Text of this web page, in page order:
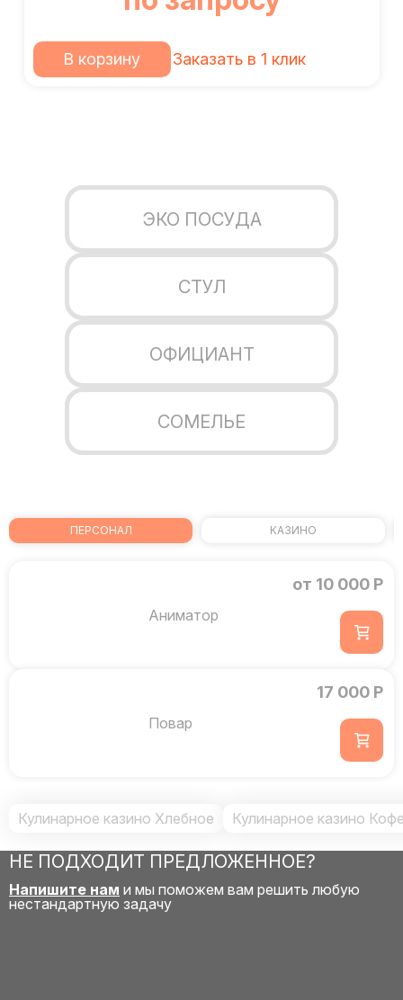
В корзину Заказать в 1 клик
ЭКО ПОСУДА
СТУЛ
ОФИЦИАНТ
СОМЕЛЬЕ
ПЕРСОНАЛ КАЗИНО
Аниматор
от 10 000 Р
Повар
17 000 Р
Кулинарное казино Хлебное Кулинарное казино
НЕ ПОДХОДИТ ПРЕДЛОЖЕННОЕ?
Напишите нам и мы поможем вам решить любую
нестандартную задачу